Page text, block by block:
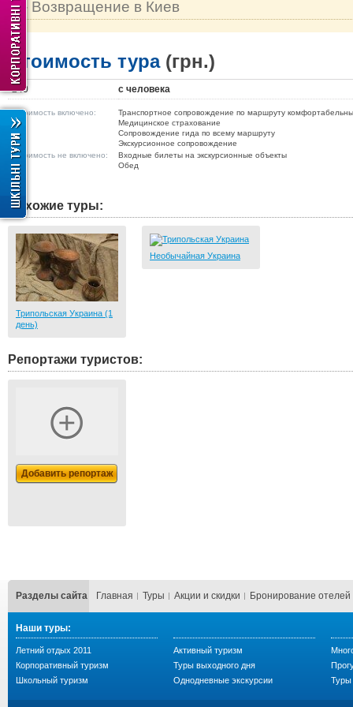
- Возвращение в Киев
Стоимость тура (грн.)
240 с человека
В стоимость включено:
Транспортное сопровождение по маршруту
Медицинское страхование
Сопровождение гида по всему маршруту
Экскурсионное сопровождение
В стоимость не включено:
Входные билеты на экскурсионные объекты
Обед
Похожие туры:
Трипольская Украина (1
день)
Необычайная Украина
Репортажи туристов:
Добавить репортаж
Разделы сайта Главная Туры Акции и скидки Бронирование отелей
Наши туры:
Летний отдых 2011
Корпоративный туризм
Школьный туризм
Активный туризм
Туры выходного дня
Однодневные экскурсии
Туры